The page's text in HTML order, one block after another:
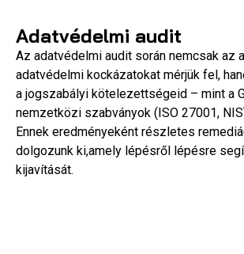
Adatvédelmi audit
Az adatvédelmi audit során nemcsak az
adatvédelmi kockázatokat mérjük fel,
a jogszabályi kötelezettségeid – mint a
nemzetközi szabványok (ISO 27001,
Ennek eredményeként részletes
dolgozunk ki,amely lépésről lépésre
kijavítását.